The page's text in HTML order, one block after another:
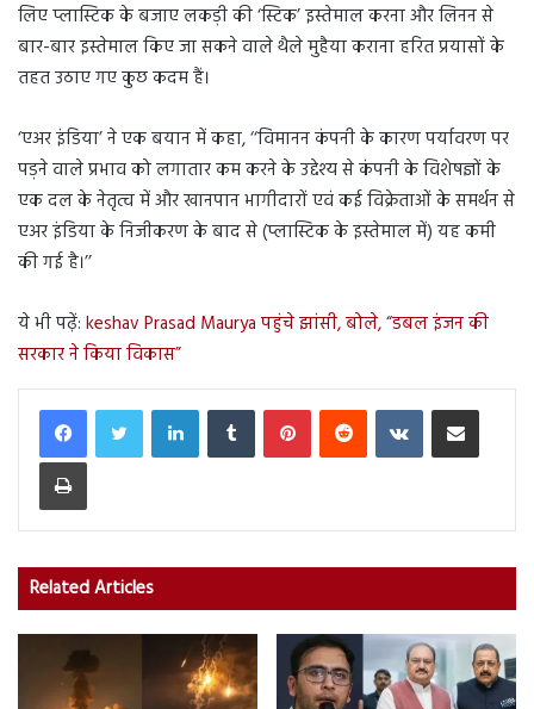
लिए प्लास्टिक के बजाए लकड़ी की ‘स्टिक’ इस्तेमाल करना और लिनन से
बार-बार इस्तेमाल किए जा सकने वाले थैले मुहैया कराना हरित प्रयासों के
तहत उठाए गए कुछ कदम हैं।
‘एअर इंडिया’ ने एक बयान में कहा, ‘‘विमानन कंपनी के कारण पर्यावरण पर
पड़ने वाले प्रभाव को लगातार कम करने के उद्देश्य से कंपनी के विशेषज्ञों के
एक दल के नेतृत्व में और खानपान भागीदारों एवं कई विक्रेताओं के समर्थन से
एअर इंडिया के निजीकरण के बाद से (प्लास्टिक के इस्तेमाल में) यह कमी
की गई है।’’
ये भी पढ़ें: keshav Prasad Maurya पहुंचे झांसी, बोले, “डबल इंजन की
सरकार ने किया विकास”
LinkedInTumblr PinterestReddit VKontakteShare via Email
Print
Related Articles